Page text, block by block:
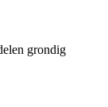
grondig